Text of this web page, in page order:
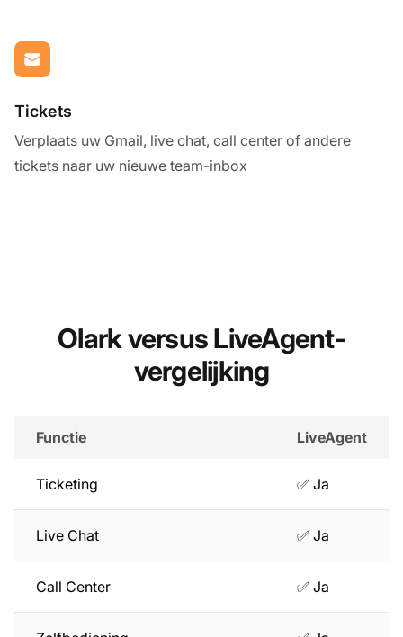
Tickets
Verplaats uw Gmail, live chat, call center of andere
tickets naar uw nieuwe team-inbox
Olark versus LiveAgent-
vergelijking
Functie LiveAgent
Ticketing ✅ Ja
Live Chat ✅ Ja
Call Center ✅ Ja